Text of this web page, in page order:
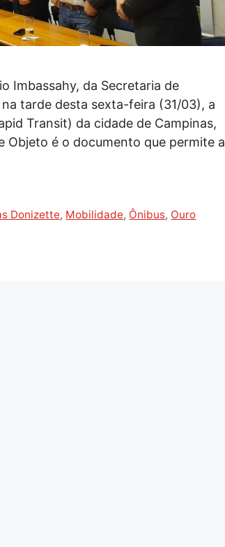
Imbassahy, da Secretaria de
tarde desta sexta-feira (31/03), a
Transit) da cidade de Campinas,
Objeto é o documento que permite a
Donizette, Mobilidade, Ônibus, Ouro